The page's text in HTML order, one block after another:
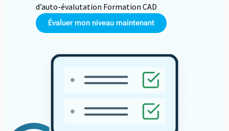
d’auto-évalutation Formation CAD
Évaluer mon niveau maintenant